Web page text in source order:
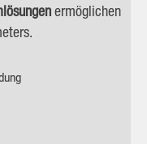
ermöglichen